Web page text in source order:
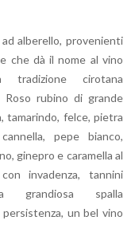
alberello, provenienti
che dà il nome al vino
cirotana
Roso rubino di grande
tamarindo, felce, pietra
pepe bianco,
ginepro e caramella al
invadenza, tannini
grandiosa spalla
un bel vino